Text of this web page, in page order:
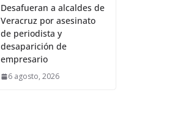
Desafueran a alcaldes de
Veracruz por asesinato
de periodista y
desaparición de
empresario
6 agosto, 2026